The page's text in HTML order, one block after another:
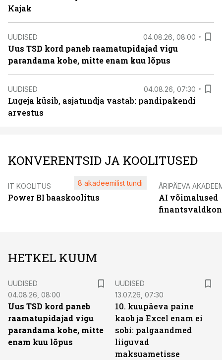
Kajak
UUDISED 04.08.26, 08:00
Uus TSD kord paneb raamatupidajad vigu
parandama kohe, mitte enam kuu lõpus
UUDISED 04.08.26, 07:30
Lugeja küsib, asjatundja vastab: pandipakendi
arvestus
KONVERENTSID JA KOOLITUSED
IT KOOLITUS
Power BI baaskoolitus
8 akadeemilist tundi ÄRIPÄEVA
AI võimalused
HETKEL KUUM
UUDISED
04.08.26, 08:00
Uus TSD kord paneb
raamatupidajad vigu
parandama kohe, mitte
enam kuu lõpus
UUDISED
13.07.26, 07:30
10. kuupäeva paine
kaob ja Excel enam ei
sobi: palgaandmed
liiguvad
maksuametisse